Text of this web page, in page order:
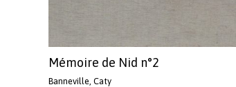
Mémoire de Nid n°2
Banneville, Caty